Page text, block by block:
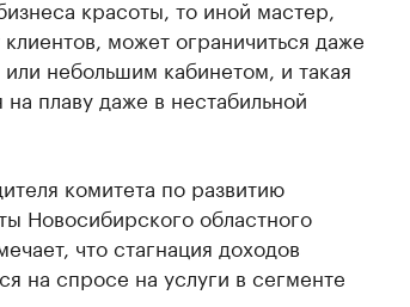
красоты, то иной мастер,
может ограничиться даже
небольшим кабинетом, и такая
на плаву даже в нестабильной
комитета по развитию
Новосибирского областного
что стагнация доходов
на спросе на услуги в сегменте